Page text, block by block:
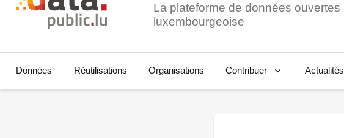
La plateforme de données ouvertes
Données Réutilisations Organisations Contribuer Actualités